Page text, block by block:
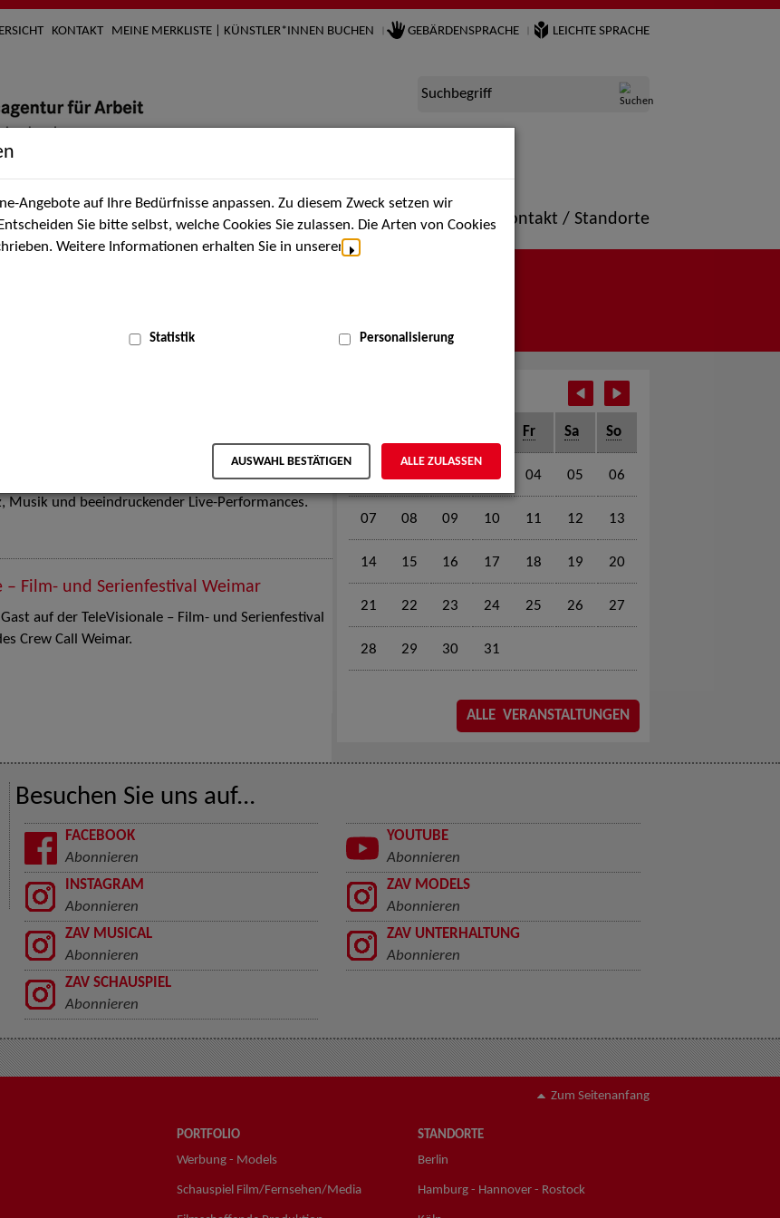
KONTAKT MEINE MERKLISTE | KÜNSTLER*INNEN BUCHEN GEBÄRDENSPRACHE LEICHTE SPRACHE
Suchbegriff
Künstler*innen Über uns Aktuelles Termine Portfolio Kontakt / Standorte
Kinder und Familien. Die Stuttgart Street Art
Juli 2026 von12 bis 18 Uhr in eine große Open-
Musik und beeindruckender Live-Performances.
– Film- und Serienfestival Weimar
auf der TeleVisionale – Film- und Serienfestival
Crew Call Weimar.
Fr Sa So
03 04 05 06
07 08 09 10 11 12 13
14 15 16 17 18 19 20
21 22 23 24 25 26 27
28 29 30 31
ALLE VERANSTALTUNGEN
Besuchen Sie uns auf...
FACEBOOK
Abonnieren
YOUTUBE
Abonnieren
INSTAGRAM
Abonnieren
ZAV MODELS
Abonnieren
ZAV MUSICAL
Abonnieren
ZAV UNTERHALTUNG
Abonnieren
ZAV SCHAUSPIEL
Abonnieren
Zum Seitenanfang
PORTFOLIO
Werbung - Models
Schauspiel Film/Fernsehen/Media
STANDORTE
Berlin
Hamburg - Hannover - Rostock
Angebote auf Ihre Bedürfnisse anpassen. Zu diesem Zweck setzen wir
Sie bitte selbst, welche Cookies Sie zulassen. Die Arten von Cookies
Weitere Informationen erhalten Sie in unserer
Statistik Personalisierung
AUSWAHL BESTÄTIGEN ALLE ZULASSEN